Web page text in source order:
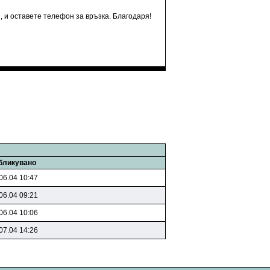
оставете телефон за връзка. Благодаря!
10:47
09:21
10:06
14:26